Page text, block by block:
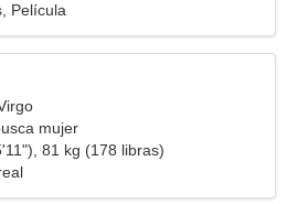
Película
mujer
81 kg (178 libras)